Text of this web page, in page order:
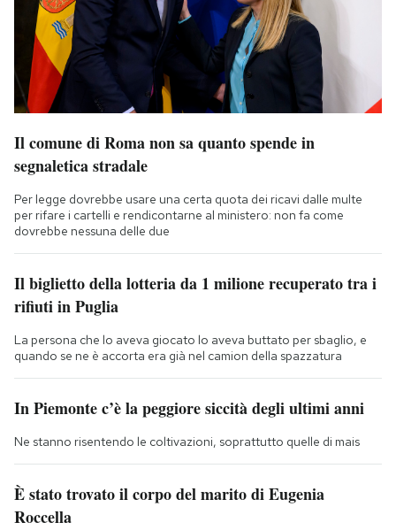
Il comune di Roma non sa quanto spende in
segnaletica stradale
Per legge dovrebbe usare una certa quota dei ricavi dalle multe
per rifare i cartelli e rendicontarne al ministero: non fa come
dovrebbe nessuna delle due
Il biglietto della lotteria da 1 milione recuperato tra i
rifiuti in Puglia
La persona che lo aveva giocato lo aveva buttato per sbaglio, e
quando se ne è accorta era già nel camion della spazzatura
In Piemonte c’è la peggiore siccità degli ultimi anni
Ne stanno risentendo le coltivazioni, soprattutto quelle di mais
È stato trovato il corpo del marito di Eugenia
Roccella